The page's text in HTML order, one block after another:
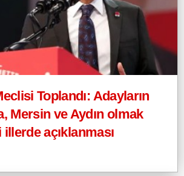
Toplandı: Adayların
Mersin ve Aydın olmak
açıklanması